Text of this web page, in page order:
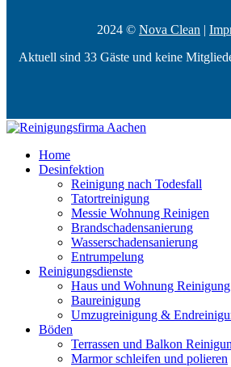
2024 © Nova Clean |
Aktuell sind 33 Gäste und keine
Home
Desinfektion
Reinigung nach Todesfall
Tatortreinigung
Messie Wohnung Reinigen
Brandschadensanierung
Wasserschadensanierung
Entrumpelung
Reinigungsdienste
Haus und Wohnung Reinigung
Baureinigung
Umzugreinigung &
Böden
Terrassen und Balkon
Marmor schleifen und polieren